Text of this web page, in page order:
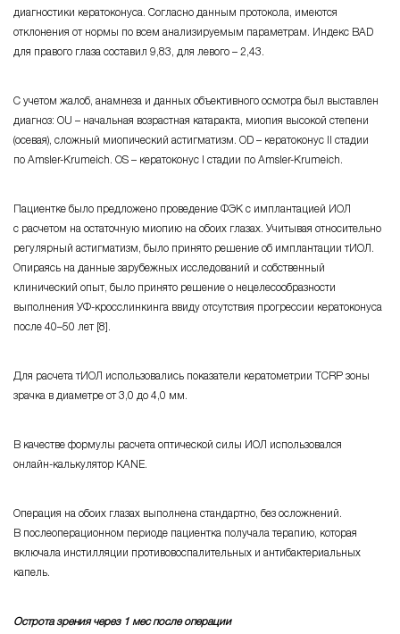
диагностики кератоконуса. Согласно данным протокола, имеются
отклонения от нормы по всем анализируемым параметрам. Индекс BAD
для правого глаза составил 9,83, для левого – 2,43.
С учетом жалоб, анамнеза и данных объективного осмотра был выставлен
диагноз: OU – начальная возрастная катаракта, миопия высокой степени
(осевая), сложный миопический астигматизм. OD – кератоконус II стадии
по Amsler-Krumeich. OS – кератоконус I стадии по Amsler-Krumeich.
Пациентке было предложено проведение ФЭК с имплантацией ИОЛ
с расчетом на остаточную миопию на обоих глазах. Учитывая относительно
регулярный астигматизм, было принято решение об имплантации тИОЛ.
Опираясь на данные зарубежных исследований и собственный
клинический опыт, было принято решение о нецелесообразности
выполнения УФ-кросслинкинга ввиду отсутствия прогрессии кератоконуса
после 40–50 лет [8].
Для расчета тИОЛ использовались показатели кератометрии TCRP зоны
зрачка в диаметре от 3,0 до 4,0 мм.
В качестве формулы расчета оптической силы ИОЛ использовался
онлайн-калькулятор KANE.
Операция на обоих глазах выполнена стандартно, без осложнений.
В послеоперационном периоде пациентка получала терапию, которая
включала инстилляции противовоспалительных и антибактериальных
капель.
Острота зрения через 1 мес после операции